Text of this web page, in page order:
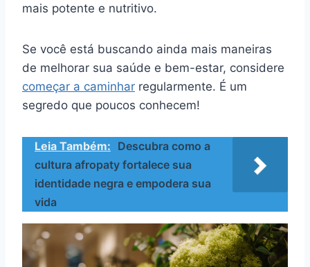
mais potente e nutritivo.
Se você está buscando ainda mais maneiras
de melhorar sua saúde e bem-estar, considere
começar a caminhar regularmente. É um
segredo que poucos conhecem!
Leia Também: Descubra como a
cultura afropaty fortalece sua
identidade negra e empodera sua
vida